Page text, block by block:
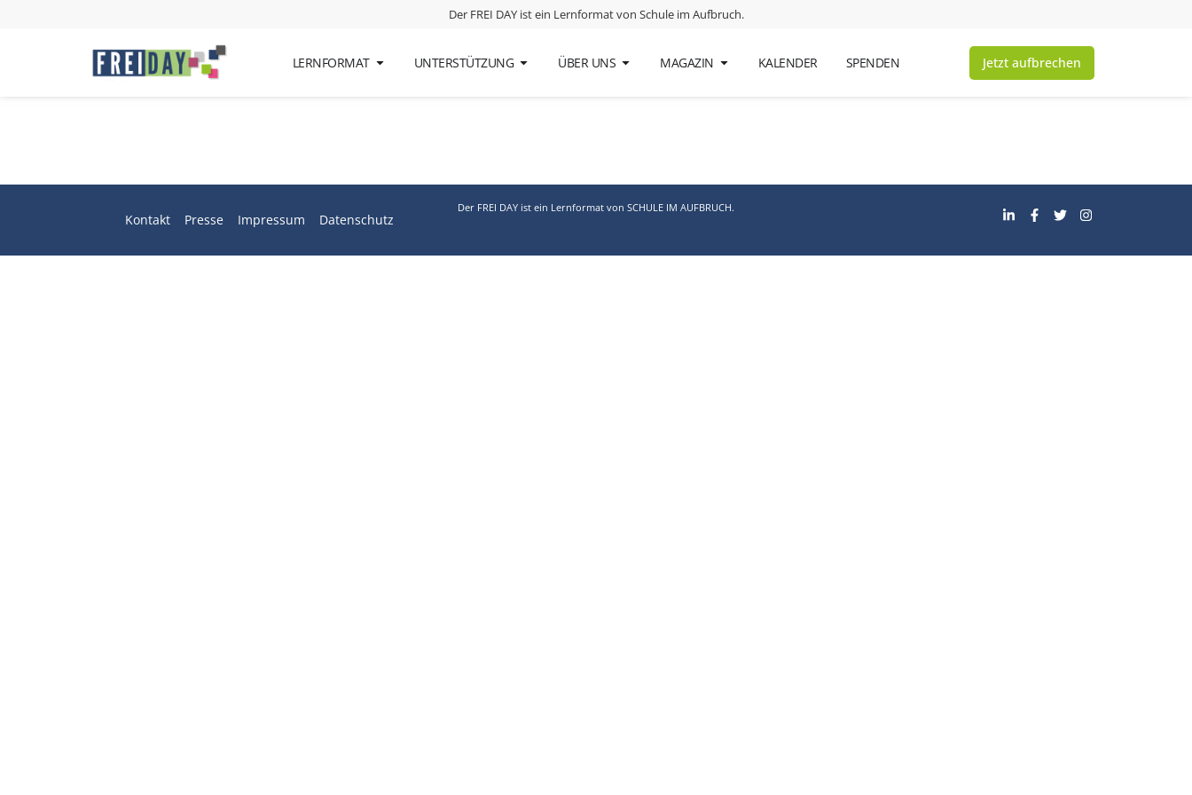
Der FREI DAY ist ein Lernformat von Schule im Aufbruch.
LERNFORMAT UNTERSTÜTZUNG ÜBER UNS MAGAZIN KALENDER SPENDEN Jetzt aufbrechen
Alle Artikel vonTobias Feitkenhauer
Kontakt Presse Impressum Datenschutz
Der FREI DAY ist ein Lernformat von SCHULE IM AUFBRUCH.